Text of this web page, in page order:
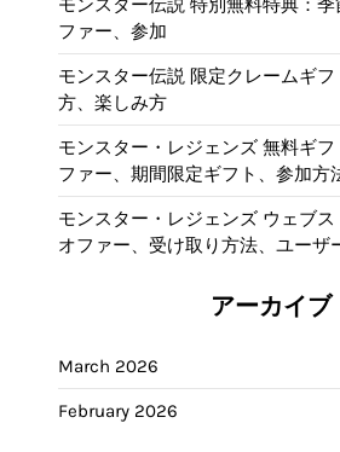
モンスター伝説 特別無料特典：
ファー、参加
モンスター伝説 限定クレームギ
方、楽しみ方
モンスター・レジェンズ 無料ギ
ファー、期間限定ギフト、参加方
モンスター・レジェンズ ウェブ
オファー、受け取り方法、ユーザ
アーカイブ
March 2026
February 2026